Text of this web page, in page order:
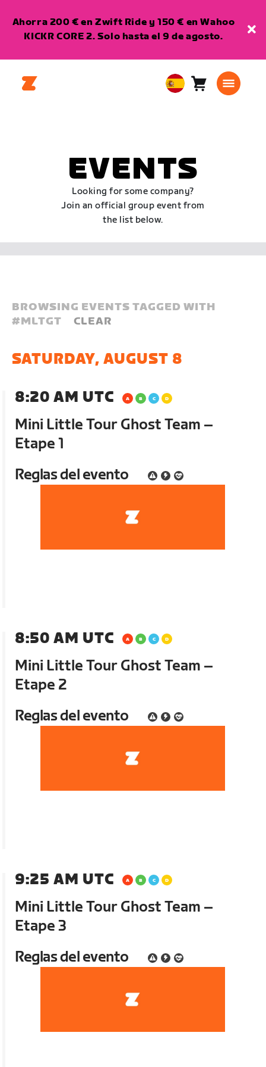
Ahorra 200 € en Zwift Ride y 150 € en Wahoo
KICKR CORE 2. Solo hasta el 9 de agosto.
EuropeanCarro0
EVENTS
Looking for some company?
Join an official group event from
the list below.
BROWSING EVENTS TAGGED WITH
#MLTGT CLEAR
SATURDAY, AUGUST 8
8:20 AM UTC
Mini Little Tour Ghost Team –
Etape 1
Reglas del evento
8:50 AM UTC
Mini Little Tour Ghost Team –
Etape 2
Reglas del evento
9:25 AM UTC
Mini Little Tour Ghost Team –
Etape 3
Reglas del evento